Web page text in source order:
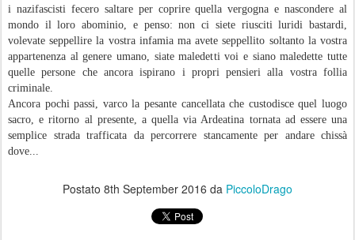
i nazifascisti fecero saltare per coprire quella vergogna e nascondere al
mondo il loro abominio, e penso: non ci siete riusciti luridi bastardi,
volevate seppellire la vostra infamia ma avete seppellito soltanto la vostra
appartenenza al genere umano, siate maledetti voi e siano maledette tutte
quelle persone che ancora ispirano i propri pensieri alla vostra follia
criminale.
Ancora pochi passi, varco la pesante cancellata che custodisce quel luogo
sacro, e ritorno al presente, a quella via Ardeatina tornata ad essere una
semplice strada trafficata da percorrere stancamente per andare chissà
dove...
Postato 8th September 2016 da PiccoloDrago